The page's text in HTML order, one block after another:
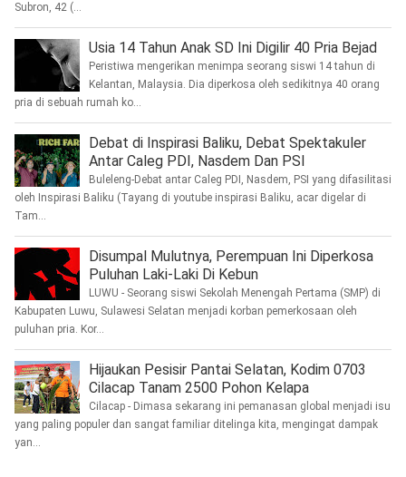
Subron, 42 (...
Usia 14 Tahun Anak SD Ini Digilir 40 Pria Bejad
Peristiwa mengerikan menimpa seorang siswi 14 tahun di
Kelantan, Malaysia. Dia diperkosa oleh sedikitnya 40 orang
pria di sebuah rumah ko...
Debat di Inspirasi Baliku, Debat Spektakuler
Antar Caleg PDI, Nasdem Dan PSI
Buleleng-Debat antar Caleg PDI, Nasdem, PSI yang difasilitasi
oleh Inspirasi Baliku (Tayang di youtube inspirasi Baliku, acar digelar di
Tam...
Disumpal Mulutnya, Perempuan Ini Diperkosa
Puluhan Laki-Laki Di Kebun
LUWU - Seorang siswi Sekolah Menengah Pertama (SMP) di
Kabupaten Luwu, Sulawesi Selatan menjadi korban pemerkosaan oleh
puluhan pria. Kor...
Hijaukan Pesisir Pantai Selatan, Kodim 0703
Cilacap Tanam 2500 Pohon Kelapa
Cilacap - Dimasa sekarang ini pemanasan global menjadi isu
yang paling populer dan sangat familiar ditelinga kita, mengingat dampak
yan...